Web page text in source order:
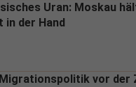
Uran: Moskau
der Hand
Migrationspolitik vor der